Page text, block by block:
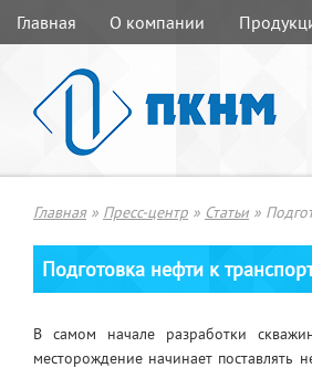
Главная О компании
Главная» Пресс-центр » Статьи »
Подготовка нефти к
В самом начале разработки
месторождение начинает